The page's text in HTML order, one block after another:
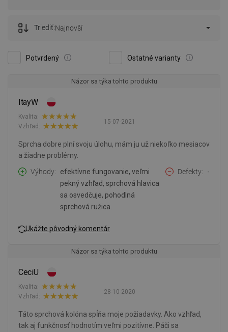
Potvrdený Ostatné varianty
Triediť:Najnovší
Názor sa týka tohto produktu
ItayW
15-07-2021
Kvalita:
Vzhľad:
Sprcha dobre plní svoju úlohu, mám ju už niekoľko mesiacov
a žiadne problémy.
Výhody
efektívne fungovanie, veľmi
pekný vzhľad, sprchová hlavica
sa osvedčuje, pohodlná
sprchová ružica.
Defekty -
Ukážte pôvodný komentár
Názor sa týka tohto produktu
CeciU
28-10-2020
Kvalita:
Vzhľad:
Táto sprchová kolóna spĺňa moje požiadavky. Ako vzhľad,
tak aj funkčnosť hodnotím veľmi pozitívne. Páči sa